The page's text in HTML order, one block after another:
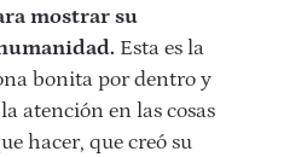
mostrar su
Esta es la
bonita por dentro y
atención en las cosas
hacer, que creó su